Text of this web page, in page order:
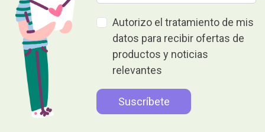
Autorizo el tratamiento de mis
datos para recibir ofertas de
productos y noticias
relevantes